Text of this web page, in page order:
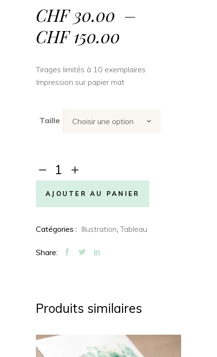
CHF30.00 –
CHF150.00
prix :
à
Tirages limités à 10 exemplaires
Impression sur papier mat
Taille Choisir une option
Mésanges
Charbonnières
quantity
AJOUTER AU PANIER
Catégories : Illustration Tableau
Share:
Produits similaires